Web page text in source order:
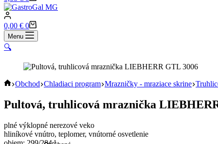
cart
Shopping
cart
0,00 € 0
Menu
🔍
Home
Obchod Chladiaci program Mrazničky - mraziace skrine
Pultová, truhlicová mraznička
plné výklopné nerezové veko
hliníkové vnútro, teplomer, vnútorné osvetlenie